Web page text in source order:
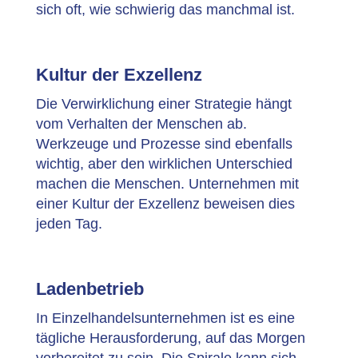
sich oft, wie schwierig das manchmal ist.
Kultur der Exzellenz
Die Verwirklichung einer Strategie hängt
vom Verhalten der Menschen ab.
Werkzeuge und Prozesse sind ebenfalls
wichtig, aber den wirklichen Unterschied
machen die Menschen. Unternehmen mit
einer Kultur der Exzellenz beweisen dies
jeden Tag.
Ladenbetrieb
In Einzelhandelsunternehmen ist es eine
tägliche Herausforderung, auf das Morgen